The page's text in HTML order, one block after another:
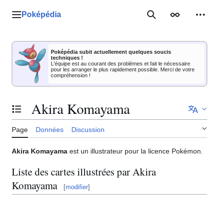
Menu principal
Poképédia RechercherApparence
Poképédia subit actuellement quelques soucis
techniques !
L'équipe est au courant des problèmes et fait le nécessaire
pour les arranger le plus rapidement possible. Merci de votre
compréhension !
Basculer la table des matières
Akira Komayama
Page Données Discussion
Akira Komayama est un illustrateur pour la licence Pokémon.
Liste des cartes illustrées par Akira
Komayama
[modifier]